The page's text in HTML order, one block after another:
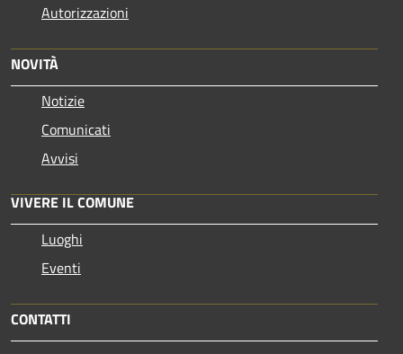
Autorizzazioni
NOVITÀ
Notizie
Comunicati
Avvisi
VIVERE IL COMUNE
Luoghi
Eventi
CONTATTI